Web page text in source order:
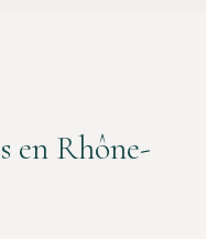
en Rhône-